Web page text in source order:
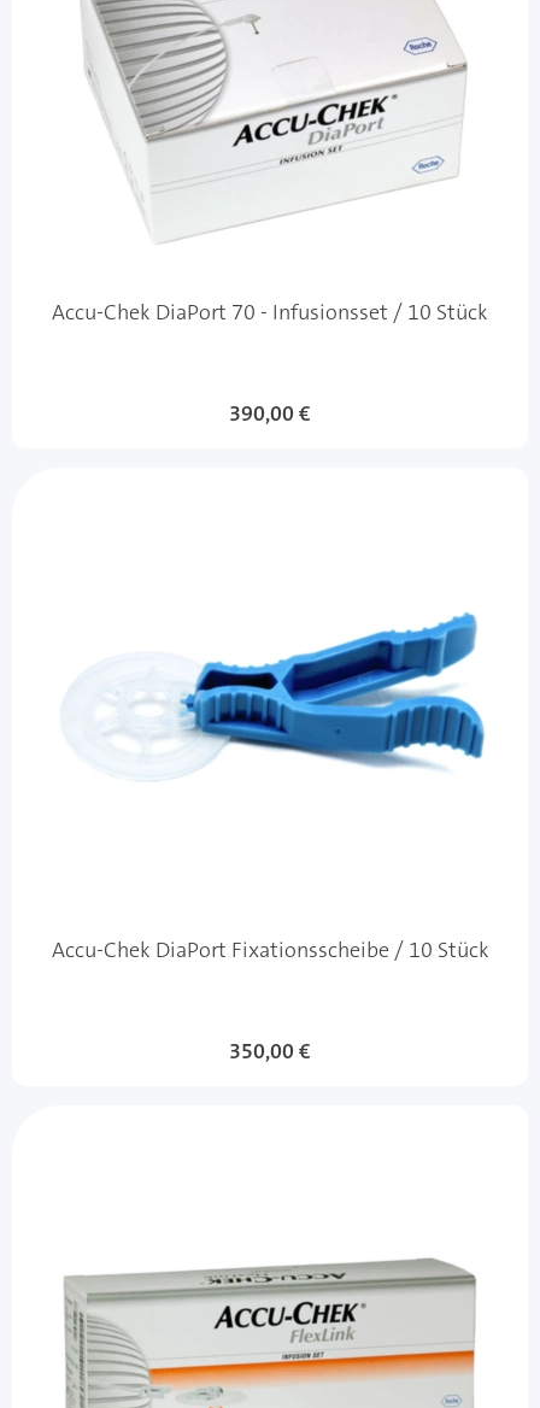
Accu-Chek DiaPort 70 - Infusionsset / 10 Stück
390,00 €
Accu-Chek DiaPort Fixationsscheibe / 10 Stück
350,00 €